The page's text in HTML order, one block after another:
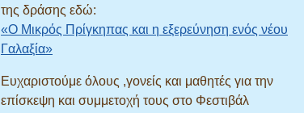
της δράσης εδώ:
«Ο Μικρός Πρίγκηπας και η εξερεύνηση ενός νέου
Γαλαξία»
Ευχαριστούμε όλους ,γονείς και μαθητές για την
επίσκεψη και συμμετοχή τους στο Φεστιβάλ